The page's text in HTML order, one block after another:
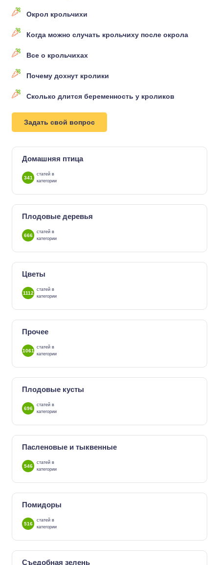
Окрол крольчихи
Когда можно случать крольчиху после окрола
Все о крольчихах
Почему дохнут кролики
Сколько длится беременность у кроликов
Задать свой вопрос
Домашняя птица
341
статей в
категории
Плодовые деревья
666
статей в
категории
Цветы
1112
статей в
категории
Прочее
1061
статей в
категории
Плодовые кусты
696
статей в
категории
Пасленовые и тыквенные
546
статей в
категории
Помидоры
516
статей в
категории
Съедобная зелень